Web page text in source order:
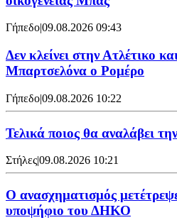
Γήπεδο|09.08.2026 09:43
Δεν κλείνει στην Ατλέτικο
Μπαρτσελόνα ο Ρομέρο
Γήπεδο|09.08.2026 10:22
Τελικά ποιος θα αναλάβει
Στήλες|09.08.2026 10:21
Ο ανασχηματισμός
υποψήφιο του ΔΗΚΟ